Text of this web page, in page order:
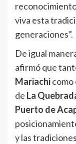
viva esta
generaciones”.
De igual
afirmó que
Mariachicomo
de La
Puerto de
y las